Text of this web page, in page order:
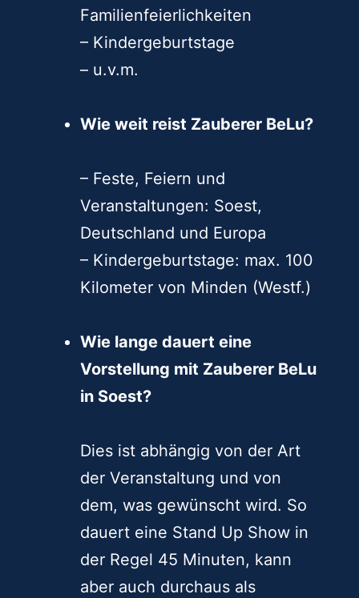
– Halloween
– Schul-, Vereins-,
Kindergarten- und
– Kindergeburtstage
Wie weit reist Zauberer BeLu?
– Feste, Feiern und
Veranstaltungen: Soest,
– Kindergeburtstage: max. 100
Kilometer von Minden (Westf.)
Vorstellung mit Zauberer BeLu
in Soest?
Dies ist abhängig von der Art
der Veranstaltung und von
dem, was gewünscht wird. So